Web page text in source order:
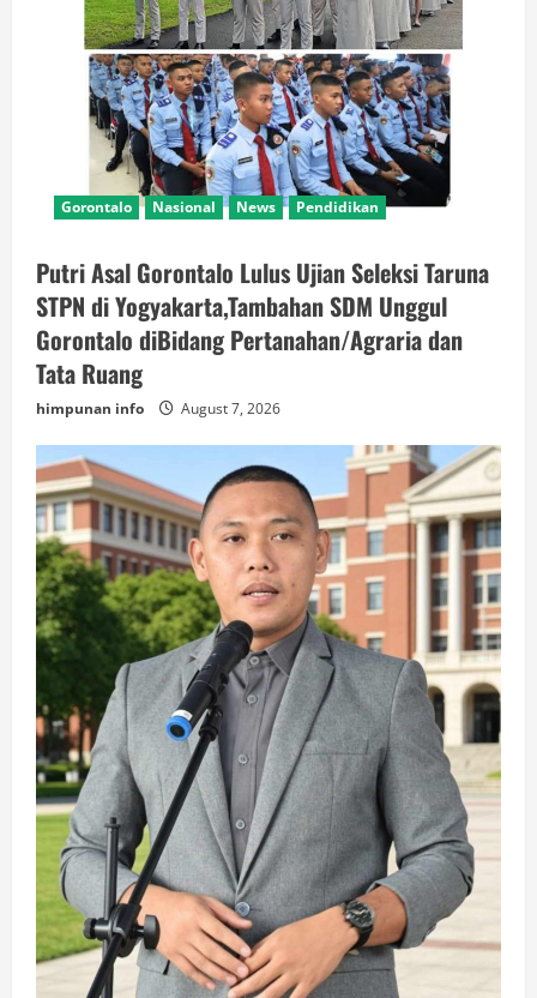
Gorontalo Nasional News Pendidikan
Putri Asal Gorontalo Lulus Ujian Seleksi Taruna
STPN di Yogyakarta,Tambahan SDM Unggul
Gorontalo diBidang Pertanahan/Agraria dan
Tata Ruang
himpunan info August 7, 2026